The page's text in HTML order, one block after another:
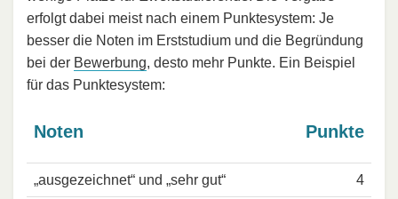
erfolgt dabei meist nach einem Punktesystem: Je
besser die Noten im Erststudium und die Begründung
bei der Bewerbung, desto mehr Punkte. Ein Beispiel
für das Punktesystem:
Noten Punkte
„ausgezeichnet“ und „sehr gut“ 4